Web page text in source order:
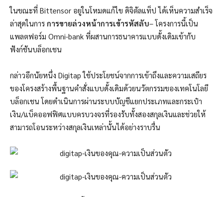
ในขณะที่ Bittensor อยู่ในโหมดแก้ไข ดิจิตัลแท็ป ได้เห็นความสำเร็จ
ล่าสุดในการ การขายล่วงหน้าการเข้ารหัสลับ– โครงการนี้เป็น
แพลตฟอร์ม Omni-bank ที่ผสานการธนาคารแบบดั้งเดิมเข้ากับ
ฟังก์ชันบล็อกเชน
กล่าวอีกนัยหนึ่ง Digitap ใช้ประโยชน์จากการเข้าถึงและความเสถียร
ของโครงสร้างพื้นฐานคำสั่งแบบดั้งเดิมด้วยนวัตกรรมของเทคโนโลยี
บล็อกเชน โดยดำเนินการผ่านระบบบัญชีแยกประเภทและกระเป๋า
เงิน/แบ็คออฟฟิศแบบครบวงจรที่รองรับทั้งสองสกุลเงินและช่วยให้
สามารถโอนระหว่างสกุลเงินเหล่านั้นได้อย่างราบรื่น